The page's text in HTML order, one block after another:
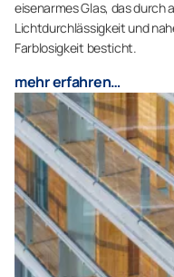
eisenarmes Glas, das durch
Lichtdurchlässigkeit und
Farblosigkeit besticht.
mehr erfahren…